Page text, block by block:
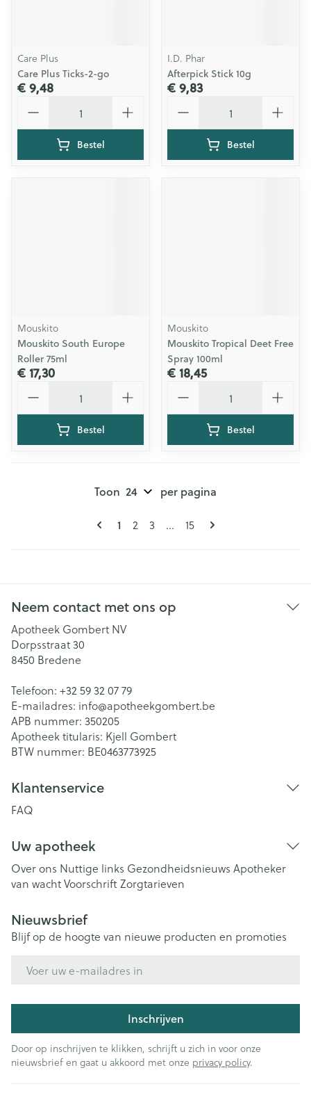
Care Plus
Care Plus Ticks-2-go
€ 9,48
Bestel
I.D. Phar
Afterpick Stick 10g
€ 9,83
Bestel
Mouskito
Mouskito South Europe
Roller 75ml
€ 17,30
Bestel
Mouskito
Mouskito Tropical Deet Free
Spray 100ml
€ 18,45
Bestel
Pagina's
U lees momenteel pagina
1 Pagina
2 Pagina
3 ... Pagina
15
Toon per pagina
Neem contact met ons op
Apotheek Gombert NV
Dorpsstraat 30
8450 Bredene
Telefoon: +32 59 32 07 79
E-mailadres: info@apotheekgombert.be
APB nummer: 350205
Apotheek titularis: Kjell Gombert
BTW nummer: BE0463773925
Klantenservice
FAQ
Uw apotheek
Over ons Nuttige links Gezondheidsnieuws Apotheker
van wachtVoorschriftZorgtarieven
Nieuwsbrief
Blijf op de hoogte van nieuwe producten en promoties
Inschrijven
Door op inschrijven te klikken, schrijft u zich in voor onze
nieuwsbrief en gaat u akkoord met onze privacy policy.